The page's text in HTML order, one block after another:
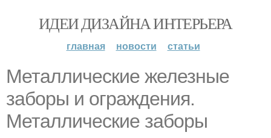
ИДЕИ ДИЗАЙНА ИНТЕРЬЕРА
главная новости статьи
Металлические железные
заборы и ограждения.
Металлические заборы